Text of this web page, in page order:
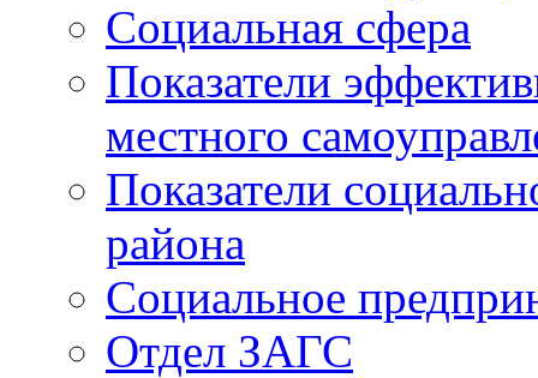
Социальная сфера
Показатели
местного
Показатели
района
Социальное
Отдел ЗАГС